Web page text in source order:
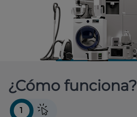
¿Cómo funciona?
1